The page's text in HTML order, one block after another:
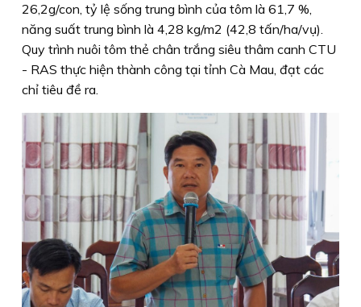
26,2g/con, tỷ lệ sống trung bình của tôm là 61,7 %,
năng suất trung bình là 4,28 kg/m2 (42,8 tấn/ha/vụ).
Quy trình nuôi tôm thẻ chân trắng siêu thâm canh CTU
- RAS thực hiện thành công tại tỉnh Cà Mau, đạt các
chỉ tiêu đề ra.